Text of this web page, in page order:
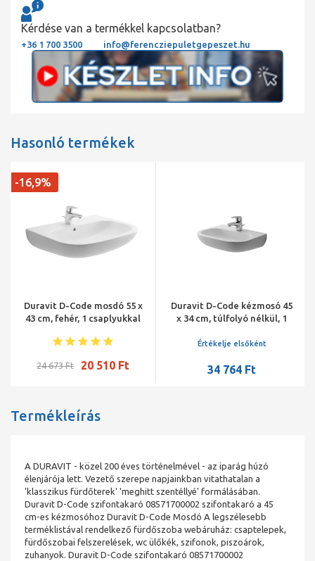
Kérdése van a termékkel kapcsolatban?
+36 1 700 3500 info@ferencziepuletgepeszet.hu
Hasonló termékek
Duravit D-Code mosdó 55 x
43 cm, fehér, 1 csaplyukkal
-16,9%
24 673 Ft 20 510 Ft
Duravit D-Code kézmosó 45
x 34 cm, túlfolyó nélkül, 1
Értékelje elsőként
34 764 Ft
Termékleírás
A DURAVIT - közel 200 éves történelmével - az iparág húzó
élenjárója lett. Vezető szerepe napjainkban vitathatalan a
'klasszikus fürdőterek' 'meghitt szentéllyé' formálásában.
Duravit D-Code szifontakaró 08571700002 szifontakaró a 45
cm-es kézmosóhoz Duravit D-Code Mosdó A legszélesebb
terméklistával rendelkező fürdőszoba webáruház: csaptelepek,
fürdőszobai felszerelések, wc ülőkék, szifonok, piszoárok,
zuhanyok. Duravit D-Code szifontakaró 08571700002